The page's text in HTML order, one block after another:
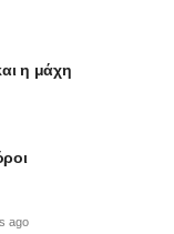
η μάχη
ago